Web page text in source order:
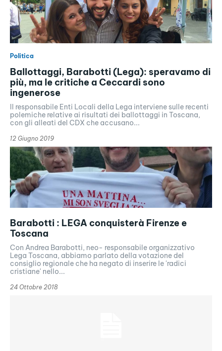
Politica
Ballottaggi, Barabotti (Lega): speravamo di
più, ma le critiche a Ceccardi sono
ingenerose
Il responsabile Enti Locali della Lega interviene sulle recenti
polemiche relative ai risultati dei ballottaggi in Toscana,
con gli alleati del CDX che accusano...
12 Giugno 2019
Barabotti : LEGA conquisterà Firenze e
Toscana
Con Andrea Barabotti, neo- responsabile organizzativo
Lega Toscana, abbiamo parlato della votazione del
consiglio regionale che ha negato di inserire le 'radici
cristiane' nello...
24 Ottobre 2018